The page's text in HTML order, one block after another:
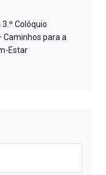
3.º Colóquio
Caminhos para a
Estar